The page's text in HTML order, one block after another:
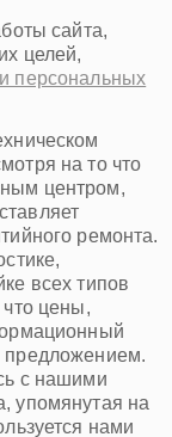
сайта,
целей,
персональных
на то что
центром,
ремонта.
всех типов
цены,
предложением.
с нашими
упомянутая на
нами